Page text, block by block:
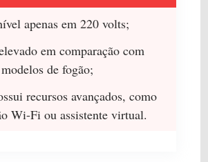
apenas em 220 volts;
em comparação com
de fogão;
recursos avançados, como
Wi-Fi ou assistente virtual.